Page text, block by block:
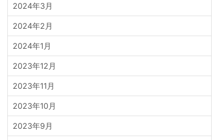
2024年3月
2024年2月
2024年1月
2023年12月
2023年11月
2023年10月
2023年9月